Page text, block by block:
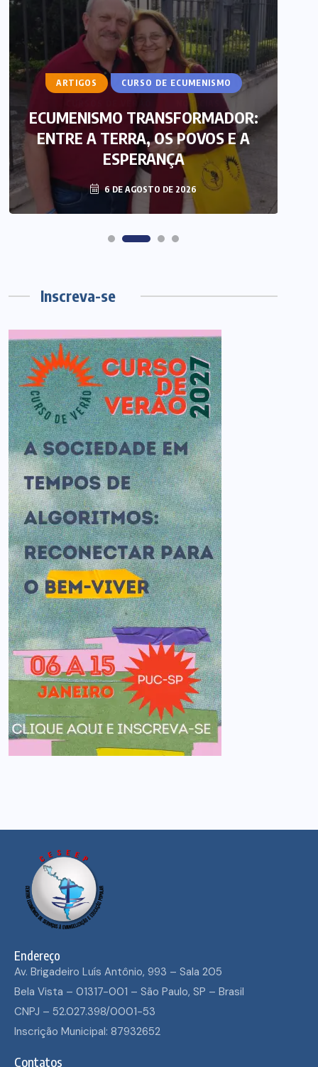
ARTIGOS CURSO DE ECUMENISMO
ECUMENISMO TRANSFORMADOR:
ENTRE A TERRA, OS POVOS E A
ESPERANÇA
6 DE AGOSTO DE 2026
Inscreva-se
Endereço
Av. Brigadeiro Luís Antônio, 993 – Sala 205
Bela Vista – 01317-001 – São Paulo, SP – Brasil
CNPJ – 52.027.398/0001-53
Inscrição Municipal: 87932652
Contatos